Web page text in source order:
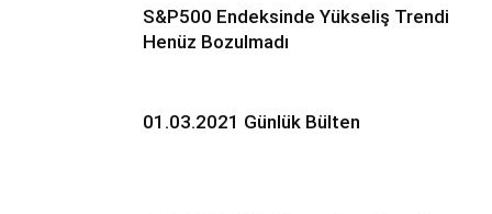
S&P500 Endeksinde Yükseliş Trendi
Henüz Bozulmadı
01.03.2021 Günlük Bülten